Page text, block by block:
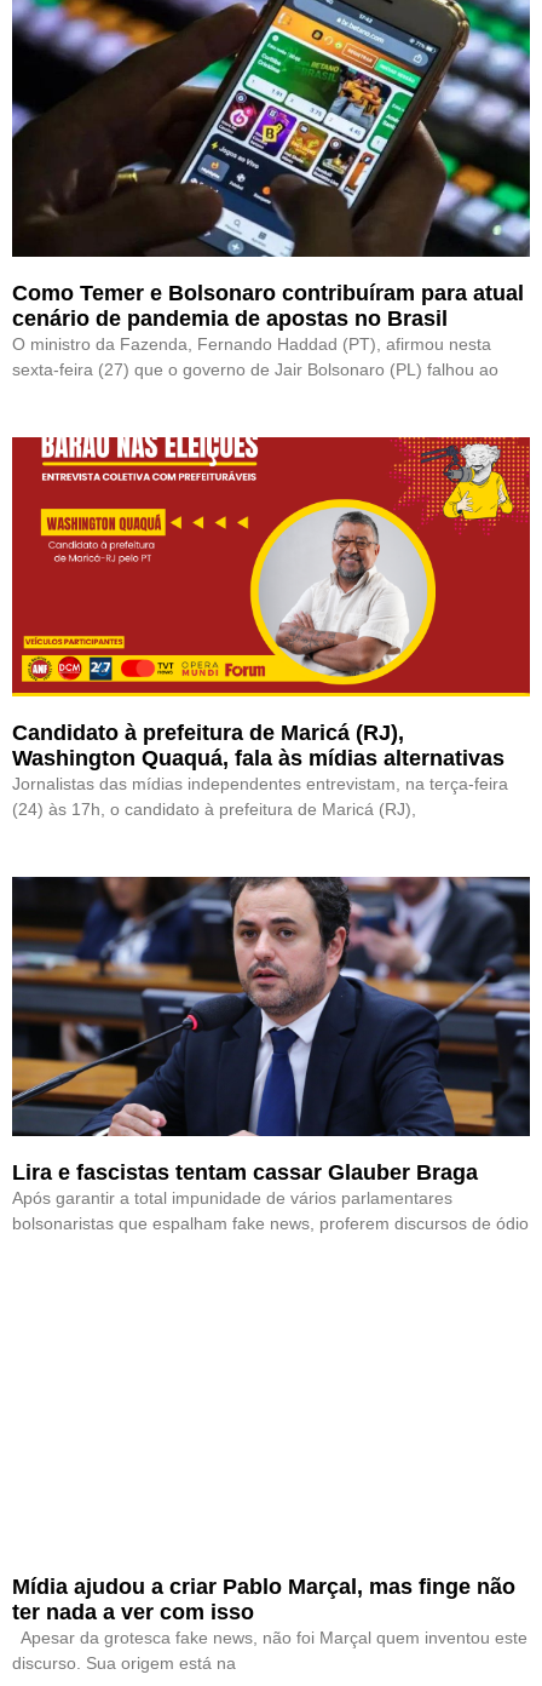
Como Temer e Bolsonaro contribuíram para atual
cenário de pandemia de apostas no Brasil
O ministro da Fazenda, Fernando Haddad (PT), afirmou nesta
sexta-feira (27) que o governo de Jair Bolsonaro (PL) falhou ao
Candidato à prefeitura de Maricá (RJ),
Washington Quaquá, fala às mídias alternativas
Jornalistas das mídias independentes entrevistam, na terça-feira
(24) às 17h, o candidato à prefeitura de Maricá (RJ),
Lira e fascistas tentam cassar Glauber Braga
Após garantir a total impunidade de vários parlamentares
bolsonaristas que espalham fake news, proferem discursos de ódio
Mídia ajudou a criar Pablo Marçal, mas finge não
ter nada a ver com isso
Apesar da grotesca fake news, não foi Marçal quem inventou este
discurso. Sua origem está na